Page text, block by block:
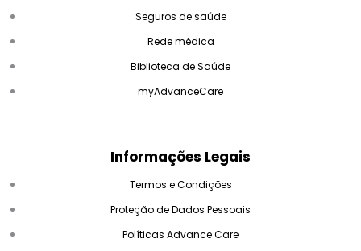
Seguros de saúde
Rede médica
Biblioteca de Saúde
myAdvanceCare
Informações Legais
Termos e Condições
Proteção de Dados Pessoais
Políticas Advance Care